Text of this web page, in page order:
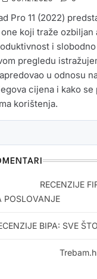
Pro 11 (2022)
koji traže ozbiljan
i
pregledu
u odnosu
cijena i kako se
korištenja.
RECENZIJE
POSLOVANJE
BIPA: SVE